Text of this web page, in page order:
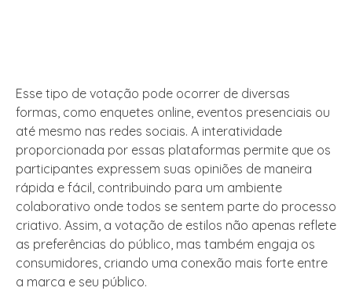
Esse tipo de votação pode ocorrer de diversas
formas, como enquetes online, eventos presenciais ou
até mesmo nas redes sociais. A interatividade
proporcionada por essas plataformas permite que os
participantes expressem suas opiniões de maneira
rápida e fácil, contribuindo para um ambiente
colaborativo onde todos se sentem parte do processo
criativo. Assim, a votação de estilos não apenas reflete
as preferências do público, mas também engaja os
consumidores, criando uma conexão mais forte entre
a marca e seu público.